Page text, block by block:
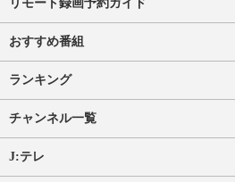
リモート録画予約ガイド
おすすめ番組
ランキング
チャンネル一覧
J:テレ